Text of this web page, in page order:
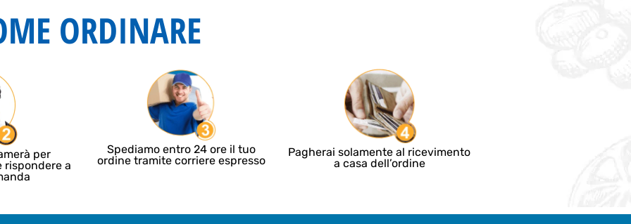
ORDINARE
per
rispondere a
Spediamo entro 24 ore il tuo
ordine tramite corriere espresso
Pagherai solamente al ricevimento
a casa dell’ordine